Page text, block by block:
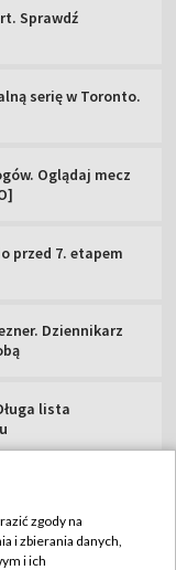
Sprawdź
serię w Toronto.
Oglądaj mecz
przed 7. etapem
Dziennikarz
lista
zgody na
i zbierania danych,
i ich